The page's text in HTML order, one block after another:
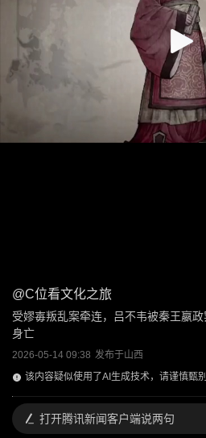
@C位看文化之旅
受嫪毐叛乱案牵连，吕不韦被秦王嬴
身亡
2026-05-14 09:38 发布于山西
该内容疑似使用了AI生成技术，请谨慎甄别
打开腾讯新闻客户端说两句